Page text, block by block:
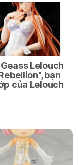
Lelouch
bạn
của Lelouch